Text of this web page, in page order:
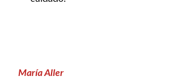
María Aller